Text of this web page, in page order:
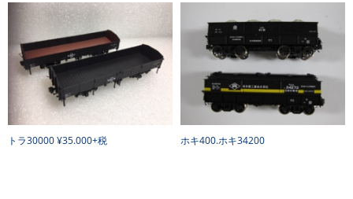
トラ30000 ¥35.000+税 ホキ400.ホキ34200